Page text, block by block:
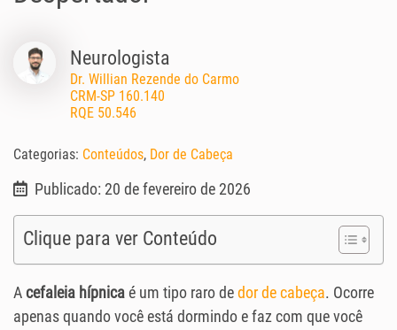
Neurologista
Dr. Willian Rezende do Carmo
CRM-SP 160.140
RQE 50.546
Categorias: Conteúdos, Dor de Cabeça
Publicado: 20 de fevereiro de 2026
Clique para ver Conteúdo
Acefaleia hípnica é um tipo raro dedor de cabeça. Ocorre
apenas quando você está dormindo e faz com que você